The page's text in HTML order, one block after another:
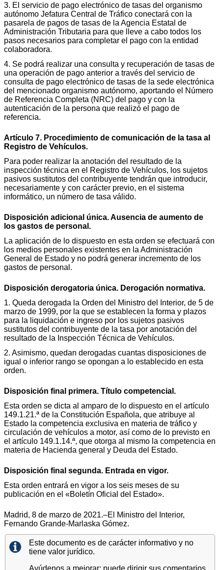
3. El servicio de pago electrónico de tasas del organismo
autónomo Jefatura Central de Tráfico conectará con la
pasarela de pagos de tasas de la Agencia Estatal de
Administración Tributaria para que lleve a cabo todos los
pasos necesarios para completar el pago con la entidad
colaboradora.
4. Se podrá realizar una consulta y recuperación de tasas de
una operación de pago anterior a través del servicio de
consulta de pago electrónico de tasas de la sede electrónica
del mencionado organismo autónomo, aportando el Número
de Referencia Completa (NRC) del pago y con la
autenticación de la persona que realizó el pago de
referencia.
Artículo 7. Procedimiento de comunicación de la tasa al
Registro de Vehículos.
Para poder realizar la anotación del resultado de la
inspección técnica en el Registro de Vehículos, los sujetos
pasivos sustitutos del contribuyente tendrán que introducir,
necesariamente y con carácter previo, en el sistema
informático, un número de tasa válido.
Disposición adicional única. Ausencia de aumento de
los gastos de personal.
La aplicación de lo dispuesto en esta orden se efectuará con
los medios personales existentes en la Administración
General de Estado y no podrá generar incremento de los
gastos de personal.
Disposición derogatoria única. Derogación normativa.
1. Queda derogada la Orden del Ministro del Interior, de 5 de
marzo de 1999, por la que se establecen la forma y plazos
para la liquidación e ingreso por los sujetos pasivos
sustitutos del contribuyente de la tasa por anotación del
resultado de la Inspección Técnica de Vehículos.
2. Asimismo, quedan derogadas cuantas disposiciones de
igual o inferior rango se opongan a lo establecido en esta
orden.
Disposición final primera. Título competencial.
Esta orden se dicta al amparo de lo dispuesto en el artículo
149.1.21.ª de la Constitución Española, que atribuye al
Estado la competencia exclusiva en materia de tráfico y
circulación de vehículos a motor, así como de lo previsto en
el artículo 149.1.14.ª, que otorga al mismo la competencia en
materia de Hacienda general y Deuda del Estado.
Disposición final segunda. Entrada en vigor.
Esta orden entrará en vigor a los seis meses de su
publicación en el «Boletín Oficial del Estado».
Madrid, 8 de marzo de 2021.–El Ministro del Interior,
Fernando Grande-Marlaska Gómez.
Este documento es de carácter informativo y no
tiene valor jurídico.
Ayúdenos a mejorar: puede dirigir sus comentarios